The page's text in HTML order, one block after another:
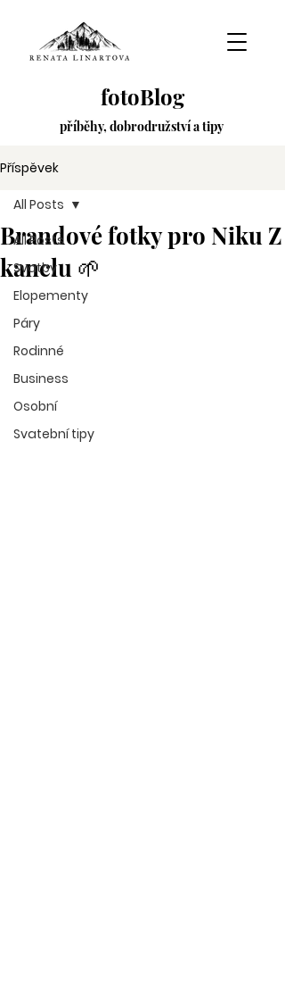
fotoBlog
příběhy,dobrodružstvía tipy
Příspěvek
All Posts
Svatby
Elopementy
Páry
Rodinné
Business
Osobní
Svatební tipy
All Posts
Brandové fotky pro Niku Z
kanclu 🌱